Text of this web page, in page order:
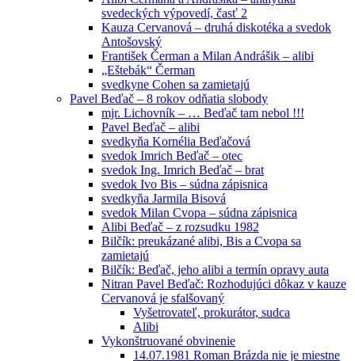
svedeckých výpovedí, časť 2
Kauza Cervanová – druhá diskotéka a svedok
Antošovský
František Čerman a Milan Andrášik – alibi
„Eštebák“ Čerman
svedkyne Cohen sa zamietajú
Pavel Beďač – 8 rokov odňatia slobody
mjr. Lichovník – … Beďač tam nebol !!!
Pavel Beďač – alibi
svedkyňa Kornélia Beďačová
svedok Imrich Beďač – otec
svedok Ing. Imrich Beďač – brat
svedok Ivo Bis – súdna zápisnica
svedkyňa Jarmila Bisová
svedok Milan Cvopa – súdna zápisnica
Alibi Beďač – z rozsudku 1982
Bilčík: preukázané alibi, Bis a Cvopa sa
zamietajú
Bilčík: Beďač, jeho alibi a termín opravy auta
Nitran Pavel Beďač: Rozhodujúci dôkaz v kauze
Cervanová je sfalšovaný
Vyšetrovateľ, prokurátor, sudca
Alibi
Vykonštruované obvinenie
14.07.1981 Roman Brázda nie je miestne